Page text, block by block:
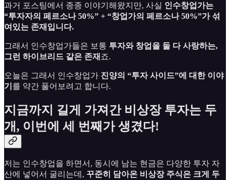
과거 포스팅에서 종종 이야기해왔지만, 사실 인수창업가는
“투자자의 페르소나 50%” + “창업가의 페르소나 50%”가 섞
여있는 존재입니다.
그래서 인수창업가들은 보통 투자와 창업을 둘 다 사랑하는,
그런 하이브리드 같은 존재 죠.
오늘은 그래서 인수창업가 진양의 “투자 사이드”에 대한 이야
기 를 약간 풀어보려고 합니다.
지금까지 길게 가져간 비상장 투자는 두
개, 이번에 세 번째가 생겼다!
저는 인수창업을 하면서, 동시에 남는 현금은 다양한 투자 자
산에 넣어서 굴리는데, 꾸준히 담아온 비상장 주식은 크게 두